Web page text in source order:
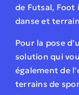
de Futsal, Foot
danse et
Pour la pose
solution qui
également de
terrains de